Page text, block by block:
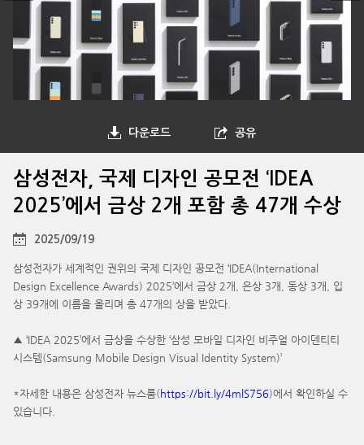
다운로드 공유
삼성전자, 국제 디자인 공모전 ‘IDEA
2025’에서 금상 2개 포함 총 47개 수상
2025/09/19
삼성전자가 세계적인 권위의 국제 디자인 공모전 ‘IDEA(International
Design Excellence Awards) 2025’에서 금상 2개, 은상 3개, 동상 3개, 입
상 39개에 이름을 올리며 총 47개의 상을 받았다.
▲ ‘IDEA 2025’에서 금상을 수상한 ‘삼성 모바일 디자인 비주얼 아이덴티티
시스템(Samsung Mobile Design Visual Identity System)’
*자세한 내용은 삼성전자 뉴스룸(https://bit.ly/4mlS756)에서 확인하실 수
있습니다.